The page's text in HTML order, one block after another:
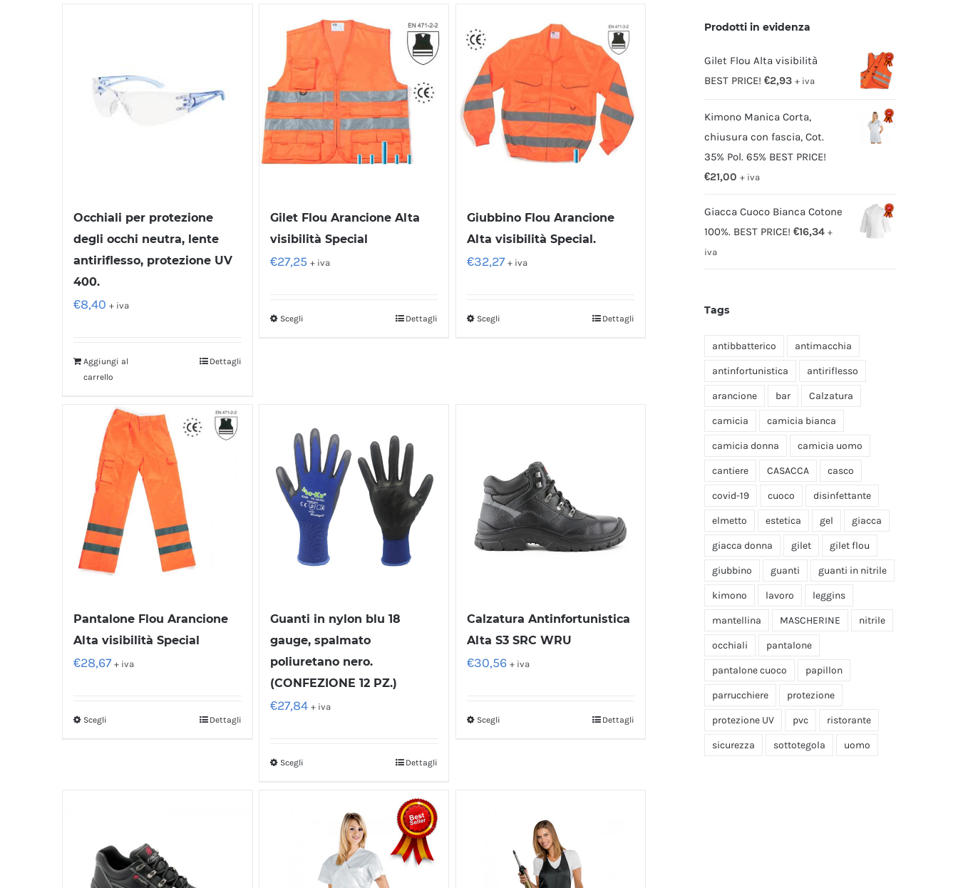
Occhiali per protezione
degli occhi neutra, lente
antiriflesso, protezione UV
400.
€8,40 + iva
Aggiungi al
carrello
Dettagli
Gilet Flou Arancione Alta
visibilità Special
€27,25 + iva
Scegli Dettagli
Giubbino Flou Arancione
Alta visibilità Special.
€32,27 + iva
Scegli Dettagli
Pantalone Flou Arancione
Alta visibilità Special
€28,67 + iva
Scegli Dettagli
Guanti in nylon blu 18
gauge, spalmato
poliuretano nero.
(CONFEZIONE 12 PZ.)
€27,84 + iva
Scegli Dettagli
Calzatura Antinfortunistica
Alta S3 SRC WRU
€30,56 + iva
Scegli Dettagli
Prodotti in evidenza
Gilet Flou Alta visibilità
BEST PRICE! €2,93 + iva
Kimono Manica Corta,
chiusura con fascia, Cot.
35% Pol. 65% BEST PRICE!
€21,00 + iva
Giacca Cuoco Bianca Cotone
100%. BEST PRICE! €16,34 +
iva
Tags
antibbatterico antimacchia
antinfortunistica antiriflesso
arancione bar Calzatura
camicia camicia bianca
camicia donna camicia uomo
cantiere CASACCA casco
covid-19 cuoco disinfettante
elmetto estetica gel giacca
giacca donna gilet gilet flou
giubbino guanti guanti in nitrile
kimono lavoro leggins
mantellina MASCHERINE nitrile
occhiali pantalone
pantalone cuoco papillon
parrucchiere protezione
protezione UV pvc ristorante
sicurezza sottotegola uomo